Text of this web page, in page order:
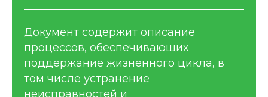
Документ содержит описание
процессов, обеспечивающих
поддержание жизненного цикла, в
том числе устранение
неисправностей и